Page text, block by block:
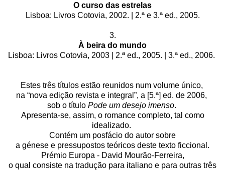
O curso das estrelas
Lisboa: Livros Cotovia, 2002. | 2.ª e 3.ª ed., 2005.
3.
À beira do mundo
Lisboa: Livros Cotovia, 2003 | 2.ª ed., 2005. | 3.ª ed., 2006.
Estes três títulos estão reunidos num volume único,
na “nova edição revista e integral”, a [5.ª] ed. de 2006,
sob o título Pode um desejo imenso.
Apresenta-se, assim, o romance completo, tal como
idealizado.
Contém um posfácio do autor sobre
a génese e pressupostos teóricos deste texto ficcional.
Prémio Europa - David Mourão-Ferreira,
o qual consiste na tradução para italiano e para outras três